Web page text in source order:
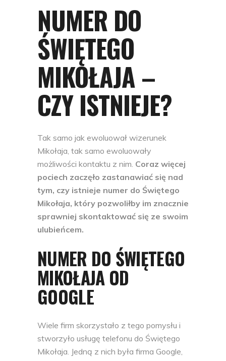
NUMER DO
ŚWIĘTEGO
MIKOŁAJA –
CZY ISTNIEJE?
Tak samo jak ewoluował wizerunek
Mikołaja, tak samo ewoluowały
możliwości kontaktu z nim. Coraz więcej
pociech zaczęło zastanawiać się nad
tym, czy istnieje numer do Świętego
Mikołaja, który pozwoliłby im znacznie
sprawniej skontaktować się ze swoim
ulubieńcem.
NUMER DO ŚWIĘTEGO
MIKOŁAJA OD
GOOGLE
Wiele firm skorzystało z tego pomysłu i
stworzyło usługę telefonu do Świętego
Mikołaja. Jedną z nich była firma Google,